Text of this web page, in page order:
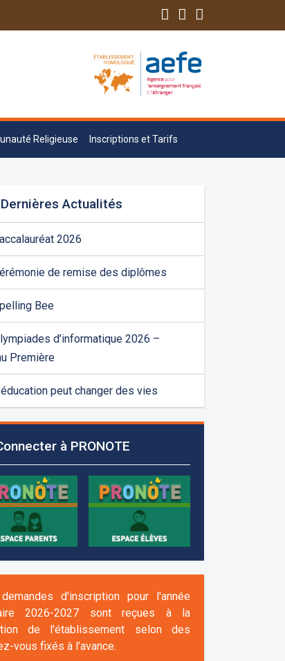
Religieuse Inscriptions et Tarifs
Actualités
2026
de remise des diplômes
Bee
d’informatique 2026 –
Première
peut changer des vies
à PRONOTE
d'inscription pour l'année
2026-2027 sont reçues à la
de l'établissement selon des
vous fixés à l’avance.